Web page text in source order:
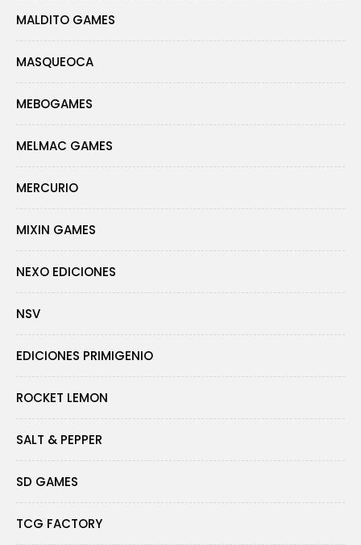
MALDITO GAMES
MASQUEOCA
MEBOGAMES
MELMAC GAMES
MERCURIO
MIXIN GAMES
NEXO EDICIONES
NSV
EDICIONES PRIMIGENIO
ROCKET LEMON
SALT & PEPPER
SD GAMES
TCG FACTORY